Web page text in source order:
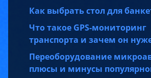
Как выбрать стол для
Что такое GPS-мониторинг
транспорта и зачем он
Переоборудование
плюсы и минусы